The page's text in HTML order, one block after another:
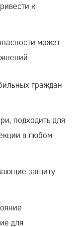
к
может
граждан
подходить для
в любом
защиту
для